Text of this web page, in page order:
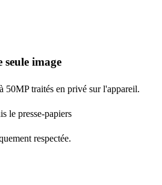
seule image
50MP traités en privé sur l'appareil.
le presse-papiers
respectée.